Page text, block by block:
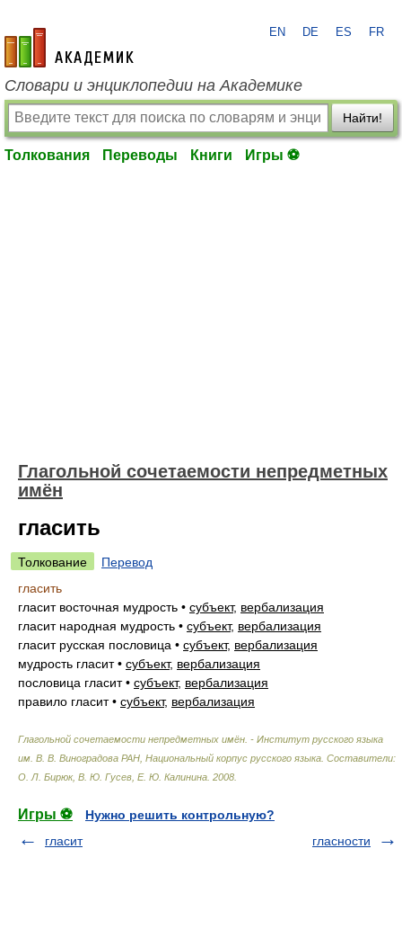
academic.ru
EN DE ES FR
Словари и энциклопедии на Академике
Найти!
Толкования Переводы Книги Игры ⚽
Глагольной сочетаемости непредметных
имён
гласить
Толкование
Перевод
гласить
гласит восточная мудрость • субъект, вербализация
гласит народная мудрость • субъект, вербализация
гласит русская пословица • субъект, вербализация
мудрость гласит• субъект, вербализация
пословица гласит• субъект, вербализация
правило гласит• субъект, вербализация
Глагольной сочетаемости непредметных имён. - Институт русского языка
им. В. В. Виноградова РАН, Национальный корпус русского языка Составители:
О. Л. Бирюк, В. Ю. Гусев, Е. Ю. Калинина 2008
Игры ⚽
Нужно решить контрольную?
гласит
гласности